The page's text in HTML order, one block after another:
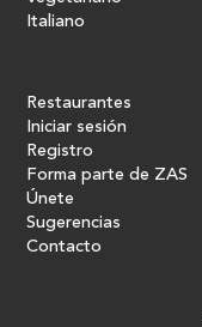
Italiano
Restaurantes
Iniciar sesión
Registro
Forma parte de ZAS
Únete
Sugerencias
Contacto